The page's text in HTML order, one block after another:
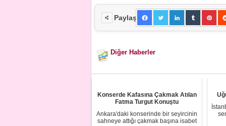
Paylaş
Diğer Haberler
Konserde Kafasına Çakmak Atılan
Fatma Turgut Konuştu
Ankara'daki konserinde bir seyircinin
sahneye attığı çakmak başına isabet